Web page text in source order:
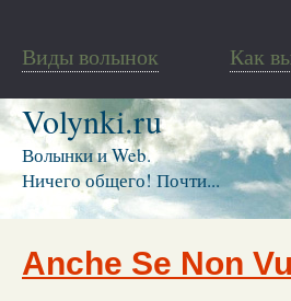
Виды волынок Как
Volynki.ru
Волынки и Web.
Ничего общего! Почти...
Anche Se Non